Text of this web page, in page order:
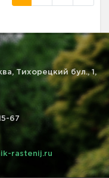
Тихорецкий бул., 1,
67
rastenij.ru